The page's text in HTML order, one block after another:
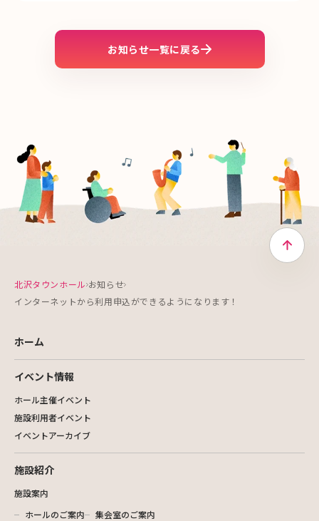
お知らせ一覧に戻る
北沢タウンホール お知らせ
インターネットから利用申込ができるようになります！
ホーム
イベント情報
ホール主催イベント
施設利用者イベント
イベントアーカイブ
施設紹介
施設案内
ホールのご案内
集会室のご案内
トッ